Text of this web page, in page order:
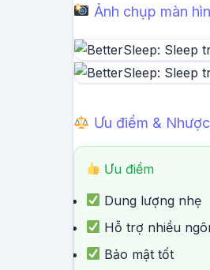
Ảnh chụp màn
Ưu điểm &
Ưu điểm
Dung lượng nhẹ
Hỗ trợ nhiều
Bảo mật tốt